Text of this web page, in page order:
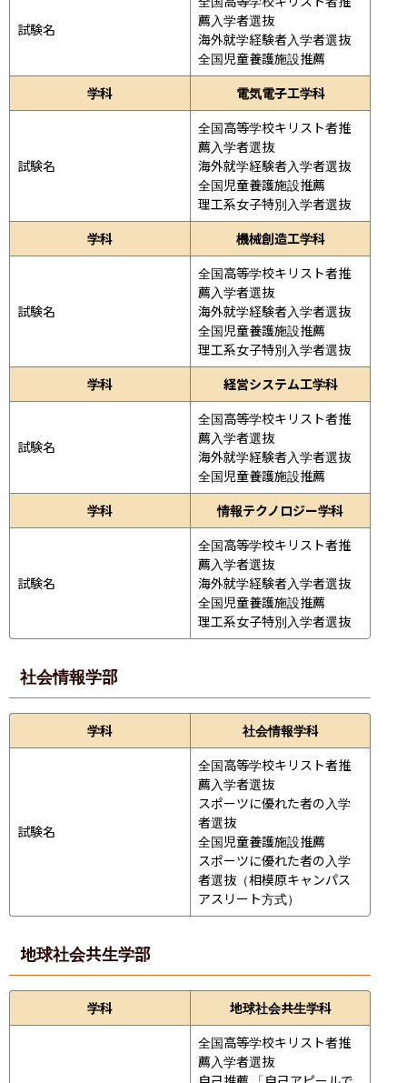
試験名
薦入学者選抜
海外就学経験者入学者選抜
全国児童養護施設推薦
学科
電気電子工学科
試験名
全国高等学校キリスト者推
薦入学者選抜
海外就学経験者入学者選抜
全国児童養護施設推薦
理工系女子特別入学者選抜
学科
機械創造工学科
試験名
全国高等学校キリスト者推
薦入学者選抜
海外就学経験者入学者選抜
全国児童養護施設推薦
理工系女子特別入学者選抜
学科
経営システム工学科
試験名
全国高等学校キリスト者推
薦入学者選抜
海外就学経験者入学者選抜
全国児童養護施設推薦
学科
情報テクノロジー学科
試験名
全国高等学校キリスト者推
薦入学者選抜
海外就学経験者入学者選抜
全国児童養護施設推薦
理工系女子特別入学者選抜
社会情報学部
学科 社会情報学科
試験名
全国高等学校キリスト者推
薦入学者選抜
スポーツに優れた者の入学
者選抜
全国児童養護施設推薦
スポーツに優れた者の入学
者選抜（相模原キャンパス
アスリート方式）
地球社会共生学部
学科 地球社会共生学科
全国高等学校キリスト者推
薦入学者選抜